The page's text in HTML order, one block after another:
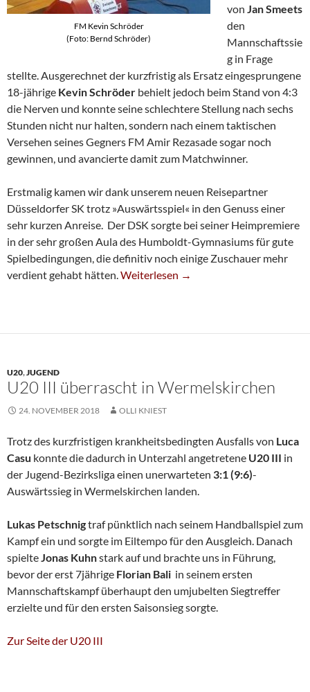
FM Kevin Schröder
(Foto: Bernd Schröder)
von Jan Smeets
den
Mannschaftssie
g in Frage
stellte. Ausgerechnet der kurzfristig als Ersatz eingesprungene
18-jährige Kevin Schröder behielt jedoch beim Stand von 4:3
die Nerven und konnte seine schlechtere Stellung nach sechs
Stunden nicht nur halten, sondern nach einem taktischen
Versehen seines Gegners FM Amir Rezasade sogar noch
gewinnen, und avancierte damit zum Matchwinner.
Erstmalig kamen wir dank unserem neuen Reisepartner
Düsseldorfer SK trotz »Auswärtsspiel« in den Genuss einer
sehr kurzen Anreise. Der DSK sorgte bei seiner Heimpremiere
in der sehr großen Aula des Humboldt-Gymnasiums für gute
Spielbedingungen, die definitiv noch einige Zuschauer mehr
verdient gehabt hätten.Kevin Schröder Rettet Sieg Gegen
Weiterlesen →
U20,JUGEND
U20 III überrascht in Wermelskirchen
24. NOVEMBER 2018 OLLI KNIEST
Trotz des kurzfristigen krankheitsbedingten Ausfalls von Luca
Casu konnte die dadurch in Unterzahl angetretene U20 III in
der Jugend-Bezirksliga einen unerwarteten 3:1 (9:6)-
Auswärtssieg in Wermelskirchen landen.
Lukas Petschnigtraf pünktlich nach seinem Handballspiel zum
Kampf ein und sorgte im Eiltempo für den Ausgleich. Danach
spielteJonas Kuhnstark auf und brachte uns in Führung,
bevor der erst 7jährige Florian Bali in seinem ersten
Mannschaftskampf überhaupt den umjubelten Siegtreffer
erzielte und für den ersten Saisonsieg sorgte.
Zur Seite der U20 III